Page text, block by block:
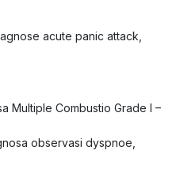
acute panic attack,
Multiple Combustio Grade I –
observasi dyspnoe,